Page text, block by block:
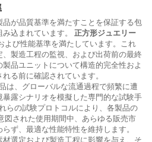
が品質基準を満たすことを保証する包
込まれています。 正方形ジュエリー
よび性能基準を満たしています。これ
製造工程の監視、および出荷前の最終
品ユニットについて構造的完全性およ
る前に確認されています。
は、グローバルな流通過程で頻繁に遭
露シナリオを模擬した専門的な試験手
らの試験プロトコルにより、各製品の
図された使用期間中、あらゆる販売市
ず、最適な性能特性を維持します。
選定および製造工程に影響を与え、そ